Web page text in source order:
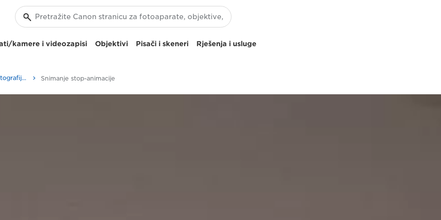
kamere i videozapisi Objektivi Pisači i skeneri Rješenja i usluge
Savjeti i tehnike za fotografiju i ispisivanje Snimanje stop-animacije